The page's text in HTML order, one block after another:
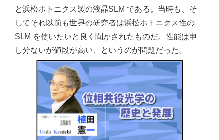
と浜松ホトニクス製の液晶SLM である。当時も、そ
してそれ以前も世界の研究者は浜松ホトニクス性の
SLM を使いたいと良く聞かされたものだ。性能は申
し分ないが値段が高い、というのが問題だった。